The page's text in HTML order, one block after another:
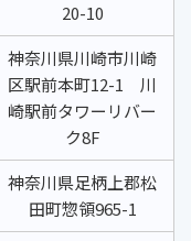
20-10
神奈川県川崎市川崎
区駅前本町12-1 川
崎駅前タワーリバー
ク8F
神奈川県足柄上郡松
田町惣領965-1